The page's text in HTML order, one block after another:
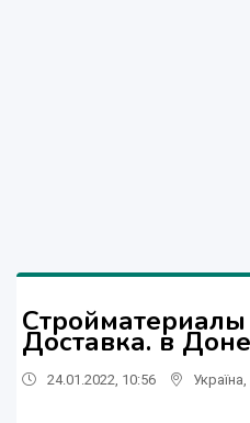
Стройматериалы
Доставка. в
24.01.2022, 10:56 Україна